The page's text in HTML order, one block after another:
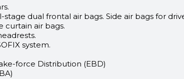
stage dual frontal air bags. Side air bags for
curtain air bags.
system.
force Distribution (EBD)